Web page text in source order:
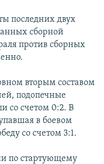
последних двух
сборной
против сборных
вторым составом
подопечные
со счетом 0:2. В
в боевом
со счетом 3:1.
по стартующему